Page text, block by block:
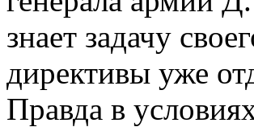
знает задачу
директивы уже
Правда в